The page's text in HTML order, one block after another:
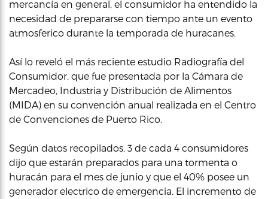
mercancía en general, el consumidor ha entendido la
necesidad de prepararse con tiempo ante un evento
atmosferico durante la temporada de huracanes.
Así lo reveló el más reciente estudio Radiografía del
Consumidor, que fue presentada por la Cámara de
Mercadeo, Industria y Distribución de Alimentos
(MIDA) en su convención anual realizada en el Centro
de Convenciones de Puerto Rico.
Según datos recopilados, 3 de cada 4 consumidores
dijo que estarán preparados para una tormenta o
huracán para el mes de junio y que el 40% posee un
generador electrico de emergencia. El incremento de